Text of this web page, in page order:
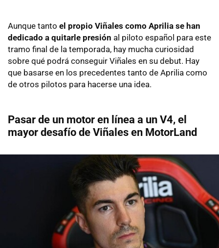
Aunque tanto el propio Viñales como Aprilia se han
dedicado a quitarle presión al piloto español para este
tramo final de la temporada, hay mucha curiosidad
sobre qué podrá conseguir Viñales en su debut. Hay
que basarse en los precedentes tanto de Aprilia como
de otros pilotos para hacerse una idea.
Pasar de un motor en línea a un V4, el
mayor desafío de Viñales en MotorLand